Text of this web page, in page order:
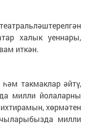
халык уеннары,
иткән.
такмаклар әйтү,
милли йолаларны
хөрмәтен
милли